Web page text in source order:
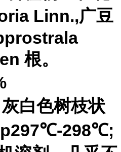
Linn.,广豆
根。
灰白色树枝状
298℃;